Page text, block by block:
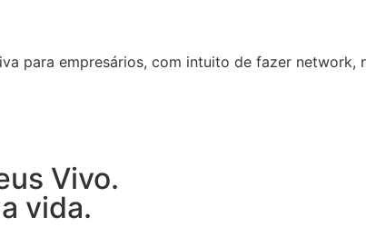
para empresários, com intuito de fazer network,
Vivo.
vida.